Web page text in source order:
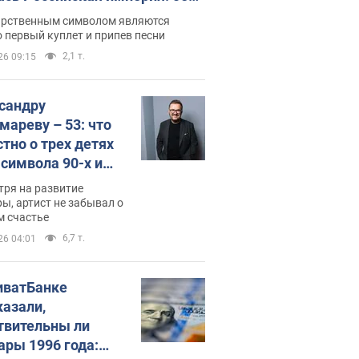
рассказывают в школе
символом являются
первый куплет и припев песни
09:15 2,1 т.
– 53: что
о трех детях
90-х и
выглядят
на развитие
артист не забывал о
счастье
04:01 6,7 т.
ли
1996 года: